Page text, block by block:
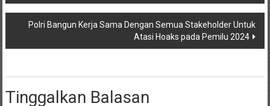
pos
Polri Bangun Kerja Sama Dengan Semua Stakeholder Untuk
Atasi Hoaks pada Pemilu 2024
Tinggalkan Balasan